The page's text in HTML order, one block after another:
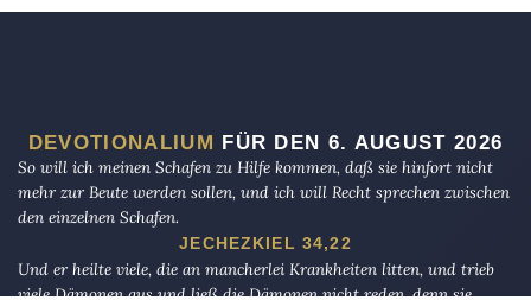
DEVOTIONALIUM
FÜR DEN 6. AUGUST 2026
So will ich meinen Schafen zu Hilfe kommen, daß sie hinfort nicht
mehr zur Beute werden sollen, und ich will Recht sprechen zwischen
den einzelnen Schafen.
JECHEZKIEL 34,22
Und er heilte viele, die an mancherlei Krankheiten litten, und trieb
viele Dämonen aus und ließ die Dämonen nicht reden, denn sie